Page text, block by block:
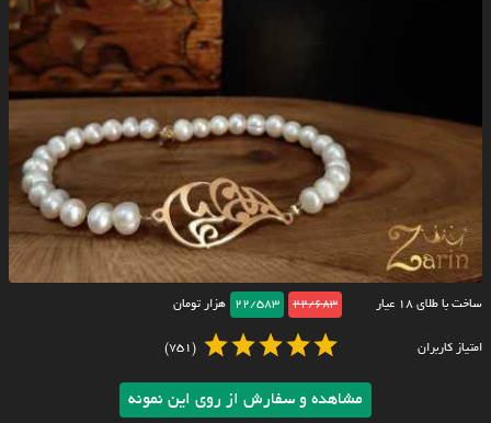
ساخت با طلای ۱۸ عیار 22/683
22/583 هزار تومان
امتیاز کاربران (751)
مشاهده و سفارش از روی این نمونه